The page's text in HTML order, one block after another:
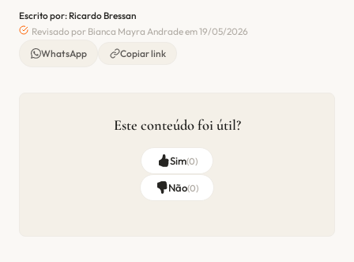
Escrito por: Ricardo Bressan
Revisado por Bianca Mayra Andrade em 19/05/2026
WhatsApp
Copiar link
Este conteúdo foi útil?
Sim(0)
Não(0)